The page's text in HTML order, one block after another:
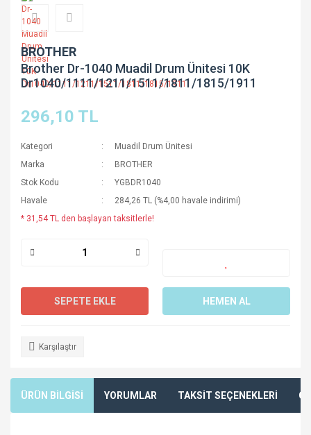
BROTHER
Brother Dr-1040 Muadil Drum Ünitesi 10K
Dr1040/1111/1211/1511/1811/1815/1911
296,10 TL
Kategori
Muadil Drum Ünitesi
Marka
BROTHER
Stok Kodu
YGBDR1040
Havale
284,26 TL (%4,00 havale indirimi)
* 31,54 TL den başlayan taksitlerle!
SEPETE EKLE HEMEN AL
Karşılaştır
ÜRÜN BİLGİSİ YORUMLAR TAKSİT SEÇENEKLERİ